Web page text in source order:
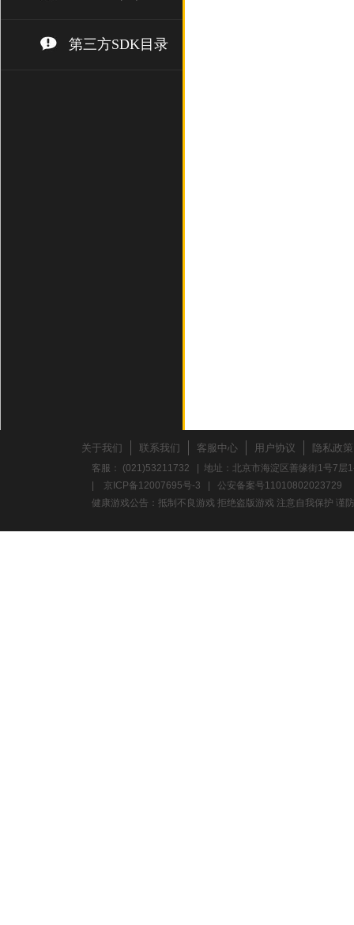
第三方SDK目录
关于我们 联系我们 客服中心 用户协议 隐私政策
客服： (021)53211732 | 地址：北京市海淀区善缘街1号7
京ICP备12007695号-3
公安备案号11010802023729
健康游戏公告：抵制不良游戏 拒绝盗版游戏 注意自我保护 谨